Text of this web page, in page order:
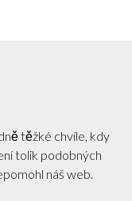
těžké chvíle, kdy
tolik podobných
náš web.